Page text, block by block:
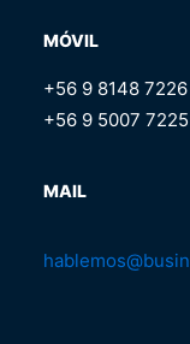
MÓVIL
+56 9 8148 7226
+56 9 5007 7225
MAIL